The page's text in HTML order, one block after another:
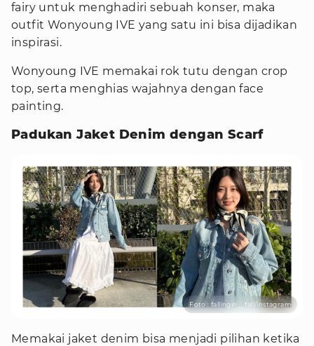
fairy untuk menghadiri sebuah konser, maka
outfit Wonyoung IVE yang satu ini bisa dijadikan
inspirasi.
Wonyoung IVE memakai rok tutu dengan crop
top, serta menghias wajahnya dengan face
painting.
Padukan Jaket Denim dengan Scarf
Foto : fallingin__fall/instagram
Memakai jaket denim bisa menjadi pilihan ketika